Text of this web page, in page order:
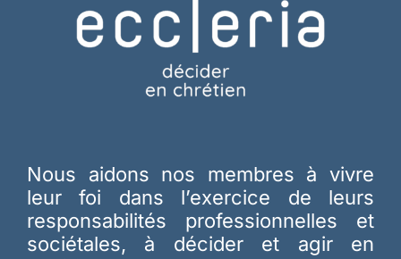
Nous aidons nos membres à vivre
leur foi dans l’exercice de leurs
responsabilités professionnelles et
sociétales, à décider et agir en